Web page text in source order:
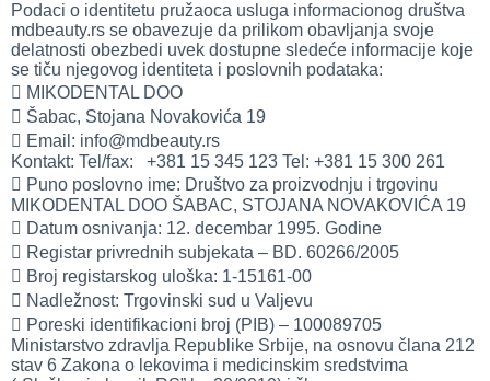
Podaci o identitetu pružaoca usluga informacionog društva
mdbeauty.rs se obavezuje da prilikom obavljanja svoje
delatnosti obezbedi uvek dostupne sledeće informacije koje
se tiču njegovog identiteta i poslovnih podataka:
 MIKODENTAL DOO
 Šabac, Stojana Novakovića 19
 Email: info@mdbeauty.rs
Kontakt: Tel/fax: +381 15 345 123 Tel: +381 15 300 261
 Puno poslovno ime: Društvo za proizvodnju i trgovinu
MIKODENTAL DOO ŠABAC, STOJANA NOVAKOVIĆA 19
 Datum osnivanja: 12. decembar 1995. Godine
 Registar privrednih subjekata – BD. 60266/2005
 Broj registarskog uloška: 1-15161-00
 Nadležnost: Trgovinski sud u Valjevu
 Poreski identifikacioni broj (PIB) – 100089705
Ministarstvo zdravlja Republike Srbije, na osnovu člana 212
stav 6 Zakona o lekovima i medicinskim sredstvima